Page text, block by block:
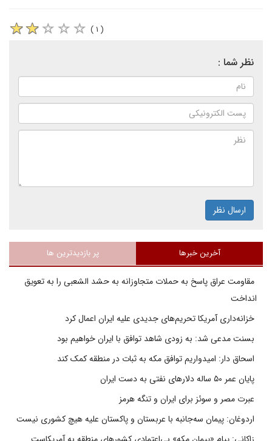
( ۱ )
نظر شما :
ارسال نظر
آخرین خبرها پر بازدیدترین ها
مقاومت عراق پاسخ به حملات متجاوزانه به حشد الشعبی را به تعویق
انداخت
خزانه‌داری آمریکا تحریم‌های جدیدی علیه ایران اعمال کرد
بسنت مدعی شد: به زودی شاهد توافق با ایران خواهیم بود
اسحاق دار: امیدواریم توافق مکه به ثبات در منطقه کمک کند
پایان عمر ۵۰ ساله دلارهای نفتی به دست ایران
عبرت مصر و سوئز برای ایران و تنگه هرمز
اردوغان: پیمان سه‌جانبه با عربستان و پاکستان علیه هیچ کشوری نیست